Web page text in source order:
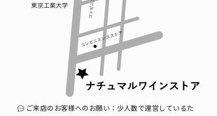
ご来店のお客様へのお願い：少人数で運営しているた